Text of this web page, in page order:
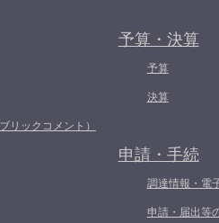
リックコメント）
予算・決算
予算
決算
申請・手続
調達情報・電
申請・届出等